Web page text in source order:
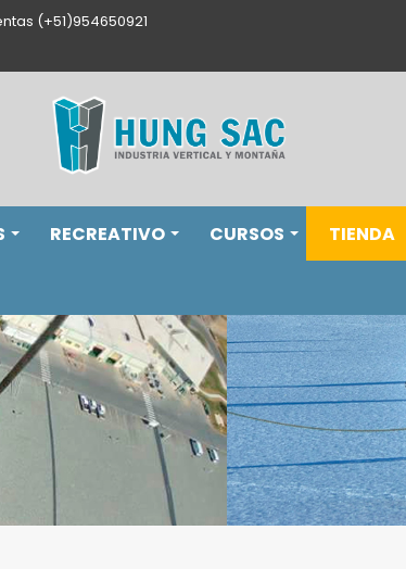
(+51)954650921
RECREATIVO CURSOS TIENDA